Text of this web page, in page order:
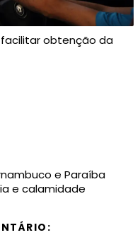
obtenção da
e Paraíba
e calamidade